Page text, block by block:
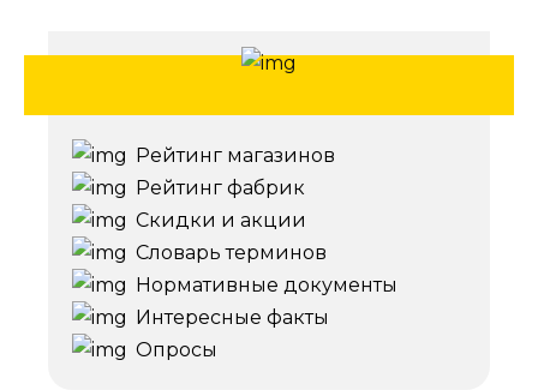
Рейтинг магазинов
Рейтинг фабрик
Скидки и акции
Словарь терминов
Нормативные документы
Интересные факты
Опросы